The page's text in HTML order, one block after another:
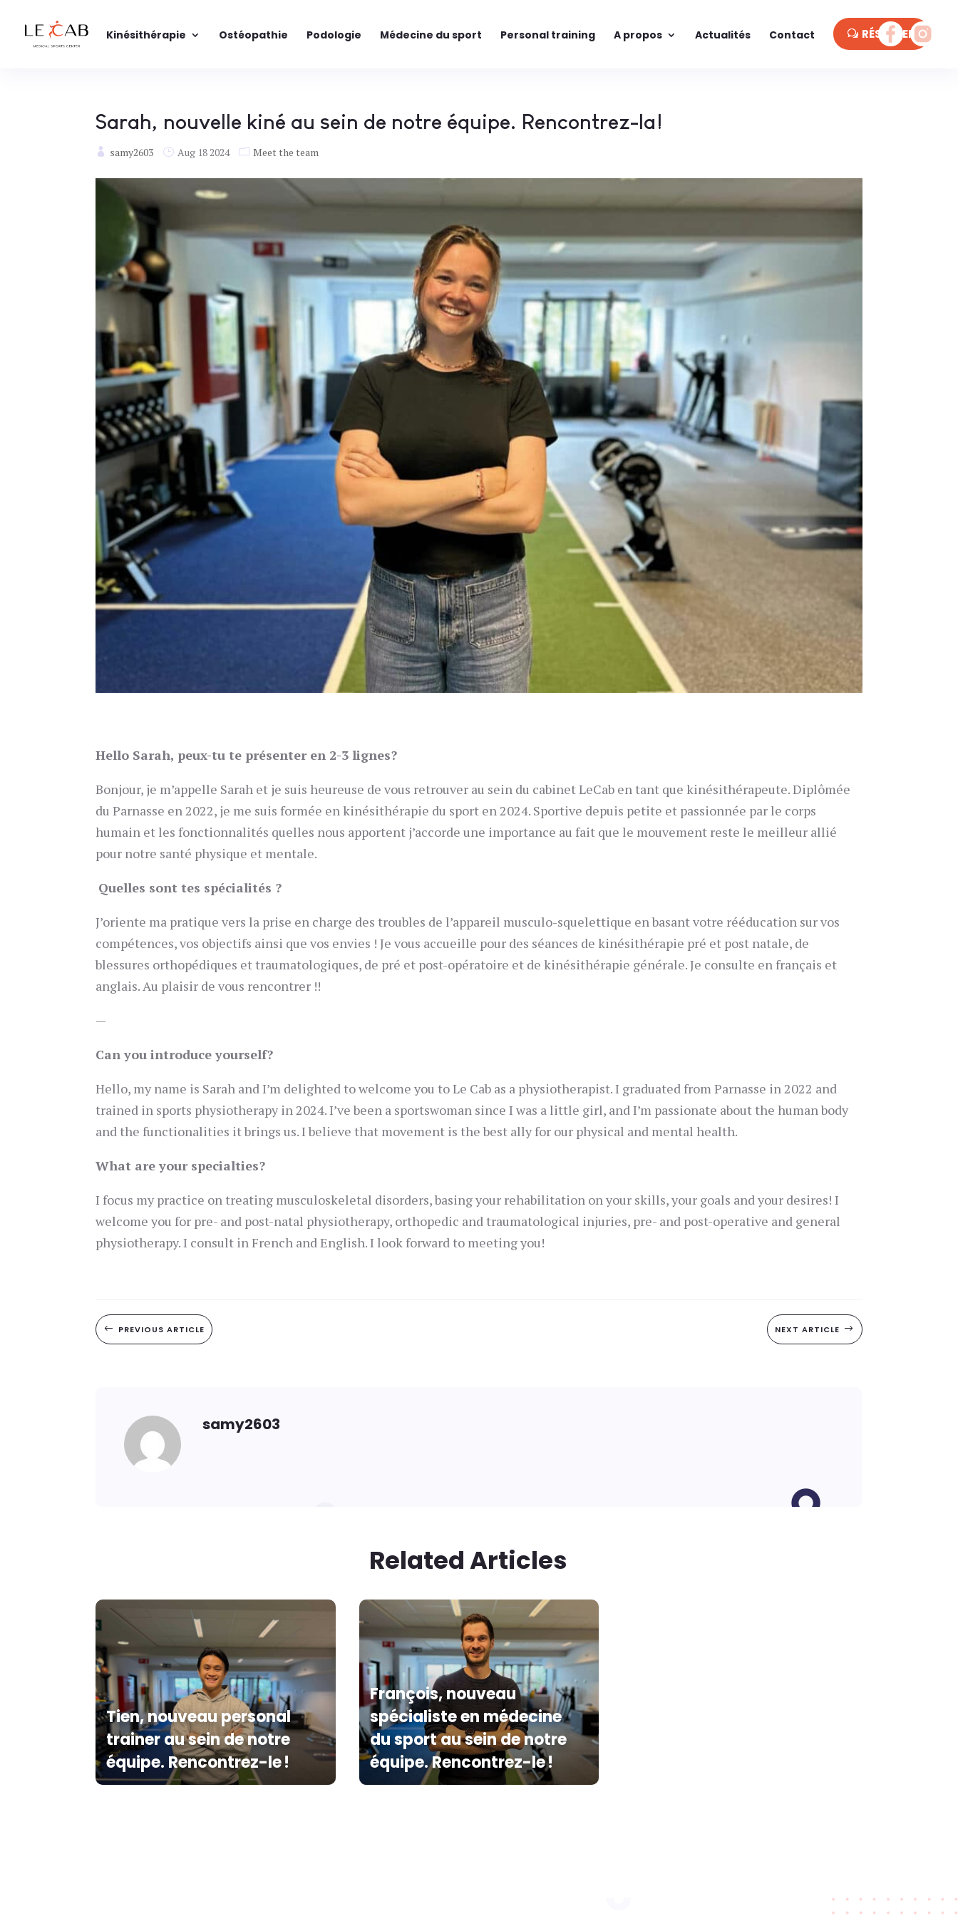
Kinésithérapie Ostéopathie Podologie Médecine du sport Personal training A propos Actualités Contact RÉSERVER
Sarah, nouvelle kiné au sein de notre équipe. Rencontrez-la!
samy2603 Aug 18 2024 Meet the team
Hello Sarah, peux-tu te présenter en 2-3 lignes?
Bonjour, je m’appelle Sarah et je suis heureuse de vous retrouver au sein du cabinetLeCab en tant que kinésithérapeute. Diplômée
du Parnasse en 2022, je me suis formée en kinésithérapie du sport en 2024. Sportive depuis petite et passionnée par le corps
humain et les fonctionnalités quelles nous apportent j’accorde une importance au fait que le mouvement reste le meilleur allié
pour notre santé physique et mentale.
Quelles sont tes spécialités ?
J’oriente ma pratique vers la prise en charge des troubles de l’appareil musculo-squelettique en basant votre rééducation sur vos
compétences, vos objectifs ainsi que vos envies ! Je vous accueille pour des séances de kinésithérapie pré et post natale, de
blessures orthopédiques et traumatologiques, de pré et post-opératoire et de kinésithérapie générale. Je consulte en français et
anglais. Au plaisir de vous rencontrer !!
—
Can you introduce yourself?
Hello, my name is Sarah and I’m delighted to welcome you toLe Cab as a physiotherapist. I graduated from Parnasse in 2022 and
trained in sports physiotherapy in 2024. I’ve been a sportswoman since I was a little girl, and I’m passionate about the human body
and the functionalities it brings us. I believe that movement is the best ally for our physical and mental health.
What are your specialties?
I focus my practice on treating musculoskeletal disorders, basing your rehabilitation on your skills, your goals and your desires! I
welcome you for pre- and post-natal physiotherapy, orthopedic and traumatological injuries, pre- and post-operative and general
physiotherapy. I consult in French and English. I look forward to meeting you!
# PREVIOUS ARTICLE NEXT ARTICLE $
samy2603
Related Articles
Tien, nouveau personal
trainer au sein de notre
équipe. Rencontrez-le !
François, nouveau
spécialiste en médecine
du sport au sein de notre
équipe. Rencontrez-le !